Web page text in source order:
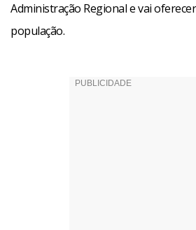
Administração Regional e vai
população.